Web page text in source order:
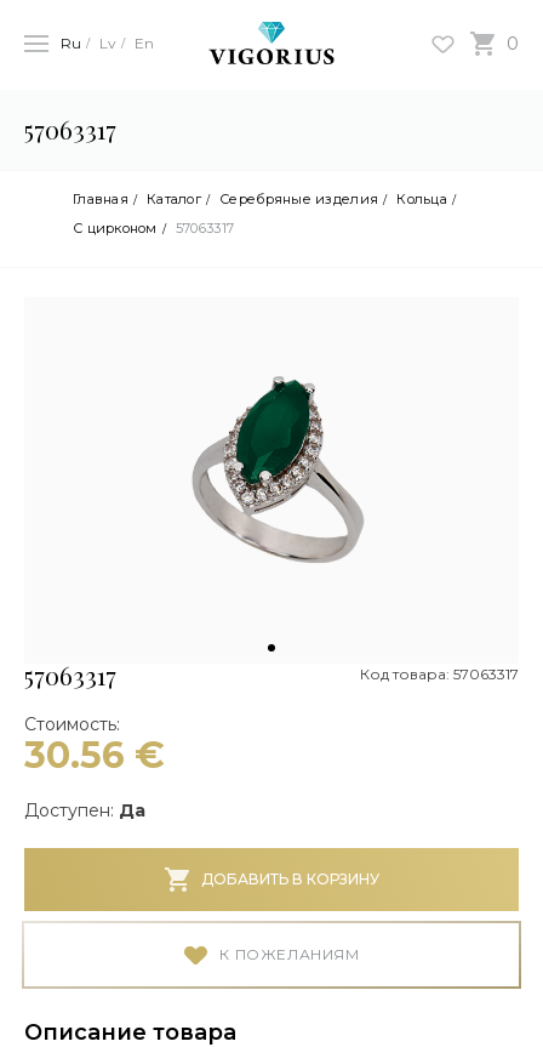
0
Ru Lv En
57063317
Главная Каталог Серебряные изделия
Кольца
С цирконом
57063317
57063317 Код товара: 57063317
Стоимость:
30.56 €
Доступен: Да
ДОБАВИТЬ В КОРЗИНУ
К ПОЖЕЛАНИЯМ
Описание товара